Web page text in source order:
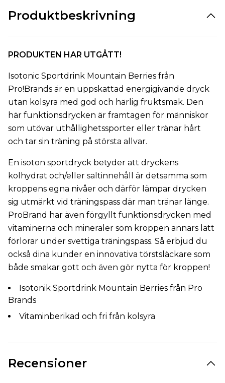
Produktbeskrivning
PRODUKTEN HAR UTGÅTT!
Isotonic Sportdrink Mountain Berries från
Pro!Brands är en uppskattad energigivande dryck
utan kolsyra med god och härlig fruktsmak. Den
här funktionsdrycken är framtagen för människor
som utövar uthållighetssporter eller tränar hårt
och tar sin träning på största allvar.
En isoton sportdryck betyder att dryckens
kolhydrat och/eller saltinnehåll är detsamma som
kroppens egna nivåer och därför lämpar drycken
sig utmärkt vid träningspass där man tränar länge.
ProBrand har även förgyllt funktionsdrycken med
vitaminerna och mineraler som kroppen annars lätt
förlorar under svettiga träningspass. Så erbjud du
också dina kunder en innovativa törstsläckare som
både smakar gott och även gör nytta för kroppen!
Isotonik Sportdrink Mountain Berries från Pro
Brands
Vitaminberikad och fri från kolsyra
Recensioner